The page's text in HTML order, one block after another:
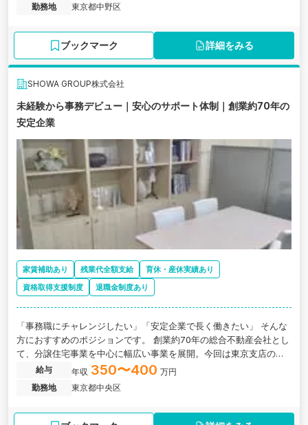
勤務地
東京都中野区
ブックマーク 詳細をみる
SHOWA GROUP株式会社
未経験から事務デビュー｜安心のサポート体制｜創業約70年の
安定企業
家賃補助あり 残業代全額支給
育休・産休実績あり
資格取得支援制度
退職金制度あり
「事務職にチャレンジしたい」「安定企業で長く働きたい」 そんな
方におすすめのポジションです。 創業約70年の総合不動産会社とし
て、分譲住宅事業を中心に幅広い事業を展開。今回は東京支店の体
制強化に伴い、バックオフィスを支える事務スタッフを募集しま
す。 未経験の方やブランクのある方も、先輩社員が丁寧にサポート
するため、安心してスタートできる環境です。
給与 年収 350〜400 万円
勤務地
東京都中央区